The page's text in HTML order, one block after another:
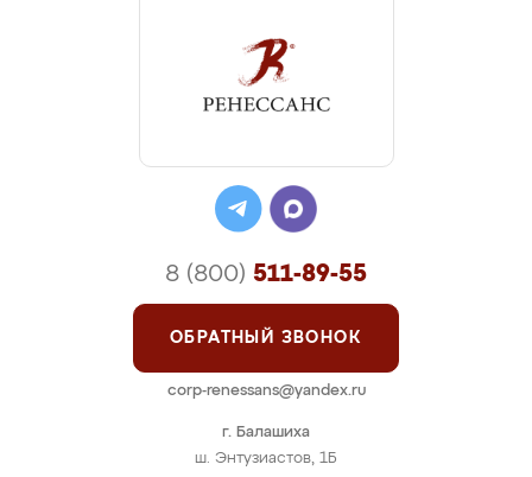
г. Балашиха
ш. Энтузиастов, 1Б
8 (800) 511-89-55
ОБРАТНЫЙ ЗВОНОК
corp-renessans@yandex.ru